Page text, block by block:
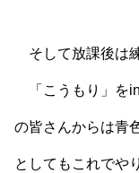
そして放課後は
「こうもり」を
の皆さんからは青
としてもこれでや